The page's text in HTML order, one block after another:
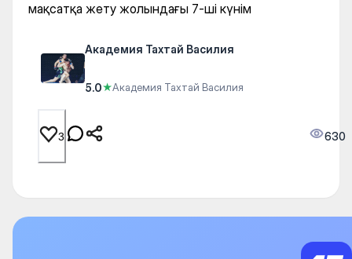
мақсатқа жету жолындағы 7-ші күнім
Академия Тахтай Василия
5.0★Академия Тахтай Василия
3 630